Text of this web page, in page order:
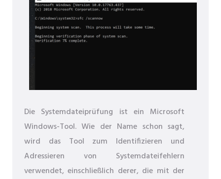
Die Systemdateiprüfung ist ein Microsoft
Windows-Tool. Wie der Name schon sagt,
wird das Tool zum Identifizieren und
Adressieren von Systemdateifehlern
verwendet, einschließlich derer, die mit der